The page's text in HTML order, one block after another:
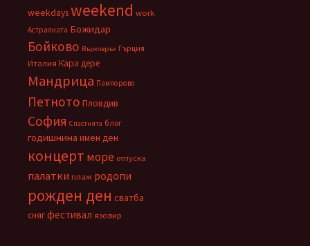
weekdaysweekend work
Астралката Божидар
Бойково Върховръх Гърция
Италия Кара дере
Мандрица Пампорово
Петното Пловдив
София Спастнята блог
годишнина имен ден
концерт море отпуска
палатки плаж родопи
рожден ден сватба
снягфестивал язовир